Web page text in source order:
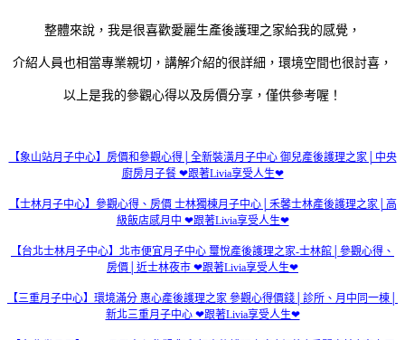
整體來說，我是很喜歡愛麗生產後護理之家給我的感覺，
介紹人員也相當專業親切，講解介紹的很詳細，環境空間也很討喜，
以上是我的參觀心得以及房價分享，僅供參考喔！
【象山站月子中心】房價和參觀心得│全新裝潢月子中心 御兒產後護理之家│中央
廚房月子餐 ❤跟著Livia享受人生❤
【士林月子中心】參觀心得、房價 士林獨棟月子中心│禾馨士林產後護理之家│高
級飯店感月中 ❤跟著Livia享受人生❤
【台北士林月子中心】北市便宜月子中心 璽悅產後護理之家-士林館│參觀心得、
房價│近士林夜市 ❤跟著Livia享受人生❤
【三重月子中心】環境滿分 惠心產後護理之家 參觀心得價錢│診所、月中同一棟│
新北三重月子中心 ❤跟著Livia享受人生❤